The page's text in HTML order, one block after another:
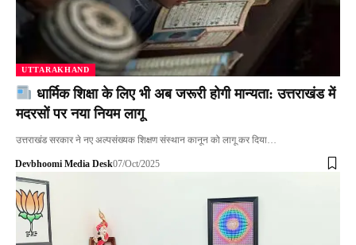
UTTARAKHAND
धार्मिक शिक्षा के लिए भी अब जरूरी होगी मान्यता: उत्तराखंड में
मदरसों पर नया नियम लागू
उत्तराखंड सरकार ने नए अल्पसंख्यक शिक्षण संस्थान कानून को लागू कर दिया…
Devbhoomi Media Desk07/Oct/2025